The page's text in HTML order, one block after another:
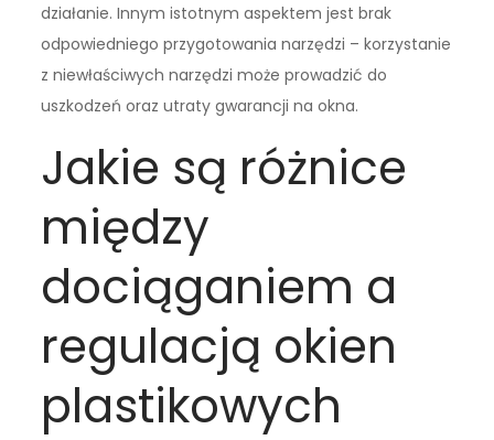
działanie. Innym istotnym aspektem jest brak
odpowiedniego przygotowania narzędzi – korzystanie
z niewłaściwych narzędzi może prowadzić do
uszkodzeń oraz utraty gwarancji na okna.
Jakie są różnice
między
dociąganiem a
regulacją okien
plastikowych